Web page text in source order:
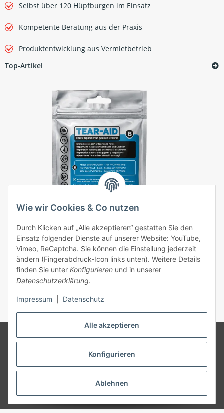
Alle akzeptieren
Konfigurieren
Ablehnen
Wie wir Cookies & Co nutzen
Durch Klicken auf „Alle akzeptieren“ gestatten Sie den
Einsatz folgender Dienste auf unserer Website: YouTube,
Vimeo, ReCaptcha. Sie können die Einstellung jederzeit
ändern (Fingerabdruck-Icon links unten). Weitere Details
finden Sie unter Konfigurieren und in unserer
Datenschutzerklärung.
Impressum Datenschutz
Selbst über 120 Hüpfburgen im Einsatz
Kompetente Beratung aus der Praxis
Produktentwicklung aus Vermietbetrieb
Top-Artikel
Tear-Aid Reparatur Tape Typ B Komplettset
17,90 €*
© 2026 MK rental concepts GmbH | Die Angebote richten sich
ausschließlich an Vermieter, Gewerbetreibende, Vereine, gemeinnützige
und Öffentliche Einrichtungen in Deutschland. Wir schließen keine
Verträge mit Verbrauchern | * Alle Preise zzgl. gesetzlicher USt., zzgl.
Versand